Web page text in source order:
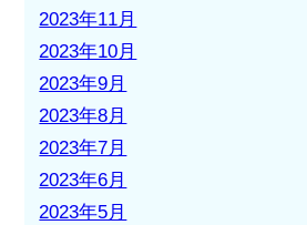
2023年11月
2023年10月
2023年9月
2023年8月
2023年7月
2023年6月
2023年5月